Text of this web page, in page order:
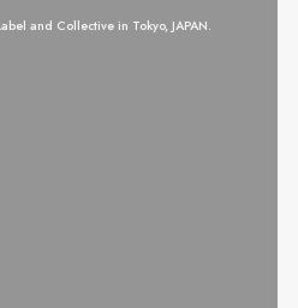
and Collective in Tokyo, JAPAN.